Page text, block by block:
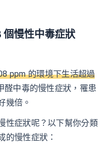
個慢性中毒症狀
ppm 的環境下生活超過
醛中毒的慢性症狀，罹患
幾倍。
性症狀呢？以下幫你分類
的慢性症狀：